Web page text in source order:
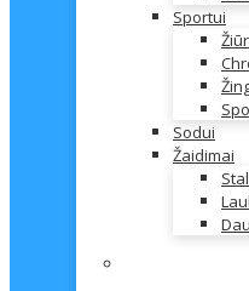
Sportui
Sodui
Žaidimai